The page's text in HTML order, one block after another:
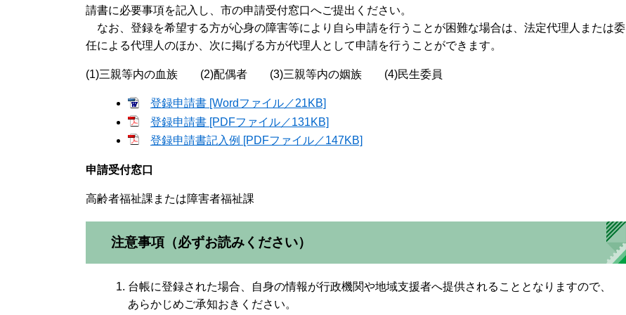
請書に必要事項を記入し、市の申請受付窓口へご提出ください。
なお、登録を希望する方が心身の障害等により自ら申請を行うことが困難な場合は、法定代理人または委
任による代理人のほか、次に掲げる方が代理人として申請を行うことができます。
(1)三親等内の血族 (2)配偶者 (3)三親等内の姻族 (4)民生委員
登録申請書 [Wordファイル／21KB]
登録申請書 [PDFファイル／131KB]
登録申請書記入例 [PDFファイル／147KB]
申請受付窓口
高齢者福祉課または障害者福祉課
注意事項（必ずお読みください）
台帳に登録された場合、自身の情報が行政機関や地域支援者へ提供されることとなりますので、
あらかじめご承知おきください。